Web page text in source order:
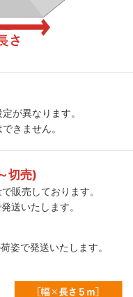
が異なります。
きません。
切売)
販売しております。
送いたします。
姿で発送いたします。